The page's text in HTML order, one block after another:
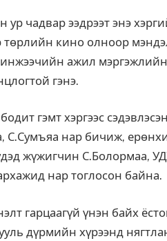
чадвар ээдрээт энэ
төрлийн кино олноор
ажил
гэнэ.
гэмт хэргээс
С.Сумъяа нар бичиж,
жүжигчин С.Болормаа,
нар тоглосон байна.
гарцаагүй үнэн байх
дүрмийн хүрээнд